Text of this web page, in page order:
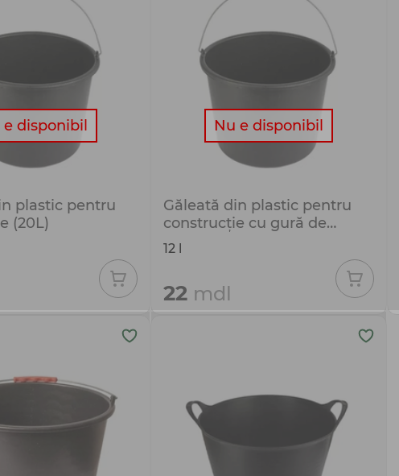
plastic pentru
(20L)
e disponibil
Găleată din plastic pentru
construcție cu gură de
scurgere (12L)
12 l
22 mdl
Nu e disponibil